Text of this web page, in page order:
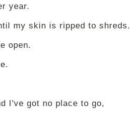
year.
my skin is ripped to shreds.
open.
I've got no place to go,